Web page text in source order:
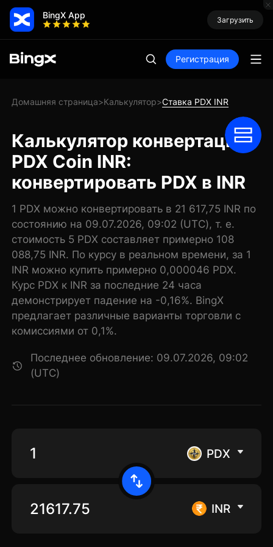
BingX App Загрузить
Регистрация
Домашняя страница>Калькулятор>Ставка PDX INR
Калькулятор конвертации
PDX Coin INR:
конвертировать PDX в INR
1 PDX можно конвертировать в 21 617,75 INR по
состоянию на 09.07.2026, 09:02 (UTC), т. е.
стоимость 5 PDX составляет примерно 108
088,75 INR. По курсу в реальном времени, за 1
INR можно купить примерно 0,000046 PDX.
Курс PDX к INR за последние 24 часа
демонстрирует падение на -0,16%. BingX
предлагает различные варианты торговли с
комиссиями от 0,1%.
Последнее обновление: 09.07.2026, 09:02
(UTC)
PDX
INR